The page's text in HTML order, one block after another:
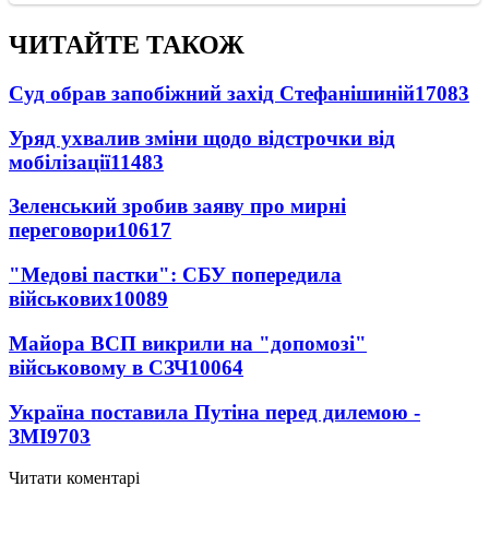
ЧИТАЙТЕ ТАКОЖ
Суд обрав запобіжний захід Стефанішиній17083
Уряд ухвалив зміни щодо відстрочки від
мобілізації11483
Зеленський зробив заяву про мирні
переговори10617
"Медові пастки": СБУ попередила
військових10089
Майора ВСП викрили на "допомозі"
військовому в СЗЧ10064
Україна поставила Путіна перед дилемою -
ЗМІ9703
Читати коментарі